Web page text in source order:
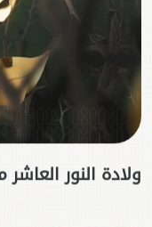
ولادة النور